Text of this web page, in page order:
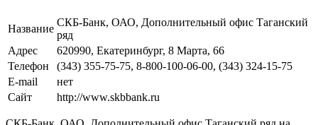
Название
СКБ-Банк, ОАО, Дополнительный офис Таганский
ряд
Адрес
620990, Екатеринбург, 8 Марта, 66
Телефон
(343) 355-75-75, 8-800-100-06-00, (343) 324-15-75
E-mail
нет
Сайт
http://www.skbbank.ru